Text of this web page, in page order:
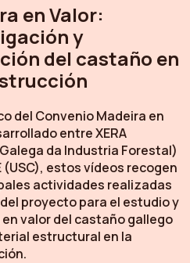
en Valor:
y
del castaño en
del ConvenioMadeira en
entre XERA
da Industria Forestal)
(USC), estos vídeos recogen
actividades realizadas
proyecto para el estudio y
valor del castaño gallego
estructural en la